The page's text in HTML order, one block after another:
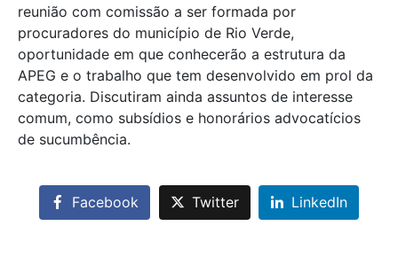
reunião com comissão a ser formada por
procuradores do município de Rio Verde,
oportunidade em que conhecerão a estrutura da
APEG e o trabalho que tem desenvolvido em prol da
categoria. Discutiram ainda assuntos de interesse
comum, como subsídios e honorários advocatícios
de sucumbência.
Facebook Twitter LinkedIn